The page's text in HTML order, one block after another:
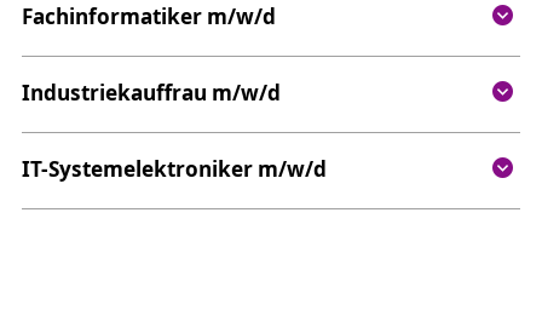
Fachinformatiker m/w/d
Industriekauffrau m/w/d
IT-Systemelektroniker m/w/d